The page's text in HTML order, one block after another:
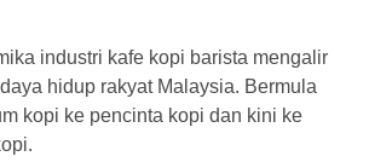
industri kafe kopi barista mengalir
hidup rakyat Malaysia. Bermula
kopi ke pencinta kopi dan kini ke